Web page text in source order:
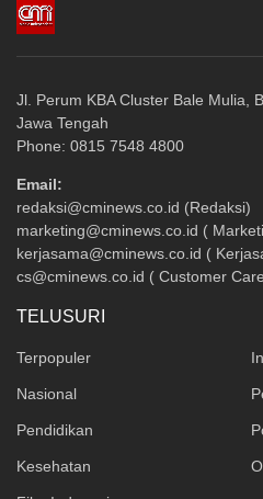
Jl. Perum KBA Cluster Bale Mulia,
Jawa Tengah
Phone: 0815 7548 4800
Email:
redaksi@cminews.co.id (Redaksi)
marketing@cminews.co.id (
kerjasama@cminews.co.id (
cs@cminews.co.id ( Customer
TELUSURI
Terpopuler
Nasional
Pendidikan
Kesehatan